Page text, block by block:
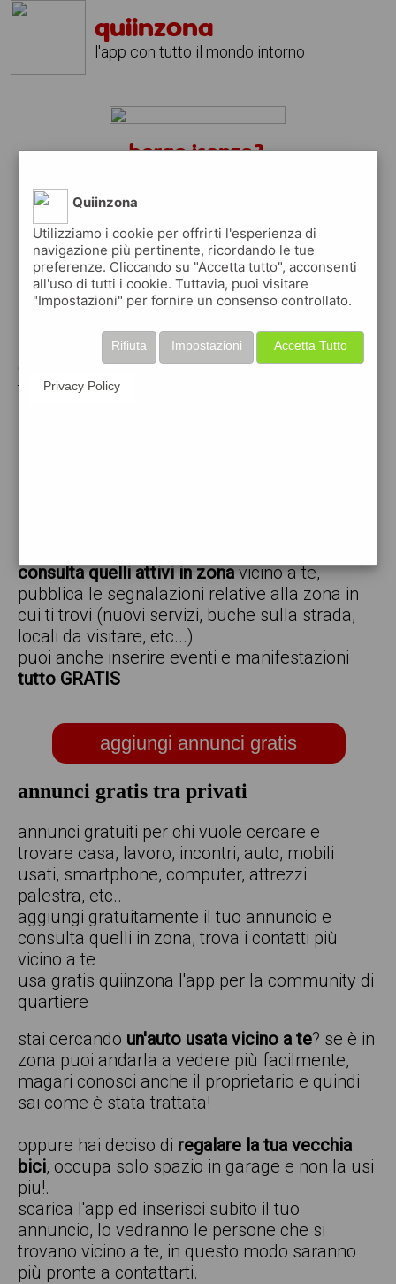
quiinzona
l'app con tutto il mondo intorno
borgo isonzo?
↴
scarica gratis app
pubblica gratis i tuoi annunci
con quiinzona puoi inserire gratuitamente i
tuoi annunci per :
consulta quelli attivi in zonavicino a te,
pubblica le segnalazioni relative alla zona in
cui ti trovi (nuovi servizi, buche sulla strada,
locali da visitare, etc...)
puoi anche inserire eventi e manifestazioni
tutto GRATIS
aggiungi annunci gratis
annunci gratis tra privati
annunci gratuiti per chi vuole cercare e
trovare casa, lavoro, incontri, auto, mobili
usati, smartphone, computer, attrezzi
palestra, etc..
aggiungi gratuitamente il tuo annuncio e
consulta quelli in zona, trova i contatti più
vicino a te
usa gratis quiinzona l'app per la community di
quartiere
stai cercando un'auto usata vicino a te? se è in
zona puoi andarla a vedere più facilmente,
magari conosci anche il proprietario e quindi
sai come è stata trattata!
oppure hai deciso di regalare la tua vecchia
bici, occupa solo spazio in garage e non la usi
piu!.
scarica l'app ed inserisci subito il tuo
annuncio, lo vedranno le persone che si
trovano vicino a te, in questo modo saranno
più pronte a contattarti.
Quiinzona
Utilizziamo i cookie per offrirti l'esperienza di
navigazione più pertinente, ricordando le tue
preferenze. Cliccando su "Accetta tutto", acconsenti
all'uso di tutti i cookie. Tuttavia, puoi visitare
"Impostazioni" per fornire un consenso controllato.
Accetta Tutto
Impostazioni
Rifiuta
Privacy Policy